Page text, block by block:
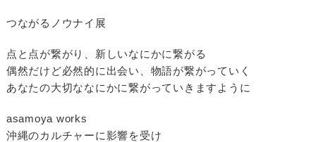
つながるノウナイ展
点と点が繋がり、新しいなにかに繋がる
偶然だけど必然的に出会い、物語が繋がっていく
あなたの大切ななにかに繋がっていきますように
asamoya works
沖縄のカルチャーに影響を受け